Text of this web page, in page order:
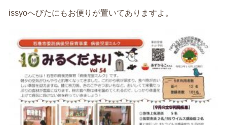
issyoへびたにもお便りが置いてありますよ。